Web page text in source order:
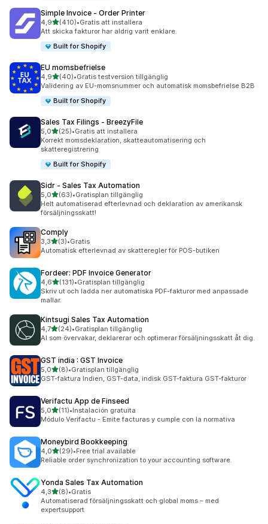
Simple Invoice ‑ Order Printer
4,9av 5 stjärnor
(410)
410 recensioner totalt
•Gratis att installera
Att skicka fakturor har aldrig varit enklare.
Built for Shopify
EU momsbefrielse
4,9av 5 stjärnor
(40)
40 recensioner totalt
•Gratis testversion tillgänglig
Validering av EU-momsnummer och automatisk momsbefrielse B2B
Built for Shopify
Sales Tax Filings ‑ BreezyFile
5,0av 5 stjärnor
(25)
25 recensioner totalt
•Gratis att installera
Korrekt momsdeklaration, skatteautomatisering och
skatteregistrering
Built for Shopify
Sidr ‑ Sales Tax Automation
5,0av 5 stjärnor
(63)
63 recensioner totalt
•Gratisplan tillgänglig
Helt automatiserad efterlevnad och deklaration av amerikansk
försäljningsskatt!
Comply
3,3av 5 stjärnor
(3)
3 recensioner totalt
•Gratis
Automatisk efterlevnad av skatteregler för POS-butiken
Fordeer: PDF Invoice Generator
4,6av 5 stjärnor
(131)
131 recensioner totalt
•Gratisplan tillgänglig
Skriv ut och ladda ner automatiska PDF-fakturor med anpassade
mallar.
Kintsugi Sales Tax Automation
4,7av 5 stjärnor
(24)
24 recensioner totalt
•Gratisplan tillgänglig
AI som övervakar, deklarerar och optimerar försäljningsskatt åt dig.
GST india : GST Invoice
5,0av 5 stjärnor
(8)
8 recensioner totalt
•Gratisplan tillgänglig
GST-faktura Indien, GST-data, indisk GST-faktura GST-fakturor
Verifactu App de Finseed
5,0av 5 stjärnor
(11)
11 recensioner totalt
•Instalación gratuita
Módulo Verifactu - Emite facturas y cumple con la normativa
Moneybird Bookkeeping
4,0av 5 stjärnor
(29)
29 recensioner totalt
•Free trial available
Reliable order synchronization to your accounting software.
Yonda Sales Tax Automation
4,3av 5 stjärnor
(8)
8 recensioner totalt
•Gratis
Automatiserad försäljningsskatt och global moms – med
expertsupport